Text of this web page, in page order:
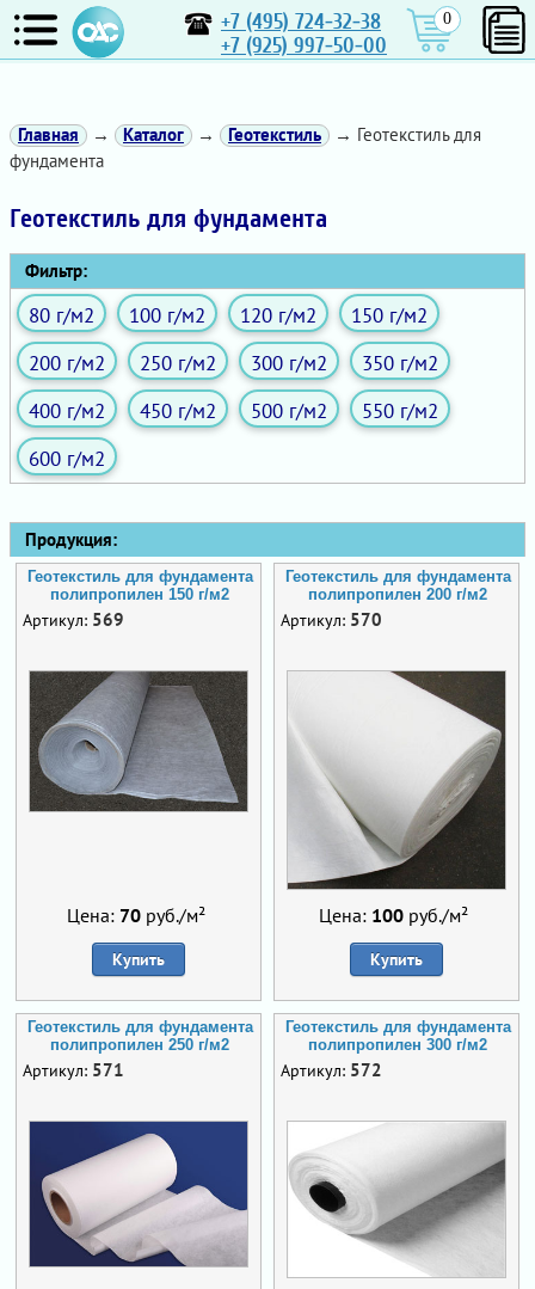
+7 (495) 724-32-38
+7 (925) 997-50-00
0
Главная → Каталог → Геотекстиль
→ Геотекстиль для
фундамента
Геотекстиль для фундамента
Фильтр:
80 г/м2 100 г/м2 120 г/м2
150 г/м2
200 г/м2
250 г/м2 300 г/м2
350 г/м2
400 г/м2
450 г/м2 500 г/м2
550 г/м2
600 г/м2
Продукция:
Геотекстиль для фундамента
полипропилен 150 г/м2
Артикул: 569
Цена: 70руб./м²
Купить
Геотекстиль для фундамента
полипропилен 200 г/м2
Артикул: 570
Цена: 100 руб./м²
Купить
Геотекстиль для фундамента
полипропилен 250 г/м2
Артикул: 571
Геотекстиль для фундамента
полипропилен 300 г/м2
Артикул: 572